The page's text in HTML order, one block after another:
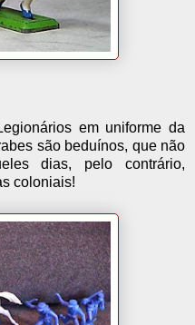
em uniforme da
são beduínos, que não
dias, pelo contrário,
coloniais!